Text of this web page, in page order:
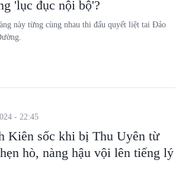
'lục đục nội bộ'?
này từng cùng nhau thi đấu quyết liệt tai Đảo
Kiên sốc khi bị Thu Uyên từ
hò, nàng hậu vội lên tiếng lý
- 22:45